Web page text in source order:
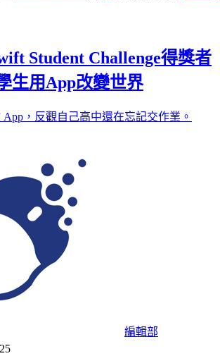
Student Challenge得獎者
生用App改變世界
，反觀自己高中還在忘記交作業。
編輯部